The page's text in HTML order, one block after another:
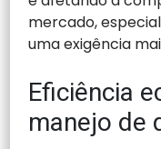
mercado,
uma exigência
Eficiência
manejo de